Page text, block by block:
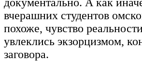
вчерашних студентов
похоже, чувство
увлеклись экзорцизмом,
заговора.